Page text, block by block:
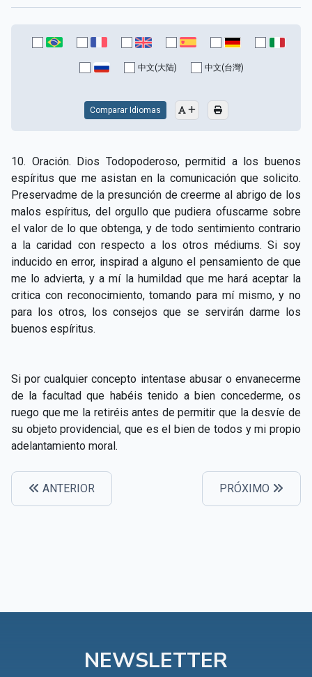
derecha
CAPÍTULO XIV - Honra a tu padre y a tu madre
CAPÍTULO XV - Sin caridad no hay salvación
CAPÍTULO XVIII - Muchos son los llamados y pocos
los escogidos
▸
CAPÍTULO XIX - La fe transporta las montañas ▸
CAPÍTULO XX - Los obreros de la última hora ▸
CAPÍTULO XXI - Habrá falsos Cristos y falsos
profetas
▸
CAPÍTULO XXII - No separéis lo que Dios ha unido ▸
CAPÍTULO XXIV - No pongáis la lámpara debajo del
celemín
▸
CAPÍTULO XXV - Buscad y encontraréis ▸
CAPÍTULO XXVI - Dad gratuitamente lo que recibís
CAPÍTULO XXVII - Pedid y se os dará
中文(大陆) 中文(台灣)
Comparar Idiomas
10. Oración. Dios Todopoderoso, permitid a los buenos
espíritus que me asistan en la comunicación que solicito.
Preservadme de la presunción de creerme al abrigo de los
malos espíritus, del orgullo que pudiera ofuscarme sobre
el valor de lo que obtenga, y de todo sentimiento contrario
a la caridad con respecto a los otros médiums. Si soy
inducido en error, inspirad a alguno el pensamiento de que
me lo advierta, y a mí la humildad que me hará aceptar la
critica con reconocimiento, tomando para mí mismo, y no
para los otros, los consejos que se servirán darme los
buenos espíritus.
Si por cualquier concepto intentase abusar o envanecerme
de la facultad que habéis tenido a bien concederme, os
ruego que me la retiréis antes de permitir que la desvíe de
su objeto providencial, que es el bien de todos y mi propio
adelantamiento moral.
ANTERIOR PRÓXIMO
NEWSLETTER